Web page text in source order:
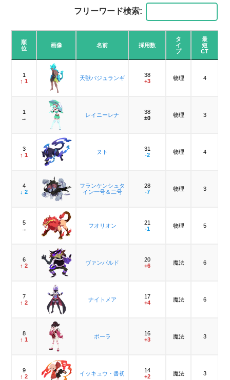
フリーワード検索:
順
位
画像 名前 採用数
タ
イ
プ
最
短
CT
1
↑ 1
天獣バジュランギ
38
+3
物理 4
1
→
レイニーレナ
38
±0
物理 3
3
↑ 1
ヌト
31
-2
物理 4
4
↓ 2
フランケンシュタ
イン一号＆二号
28
-7
物理 3
5
→
フオリオン
21
-1
物理 5
6
↑ 2
ヴァンバルド
20
+6
魔法 6
7
↑ 2
ナイトメア
17
+4
魔法 6
8
↑ 1
ポーラ
16
+3
魔法 3
9
↑ 2
イッキュウ・書初
14
+2
魔法 3